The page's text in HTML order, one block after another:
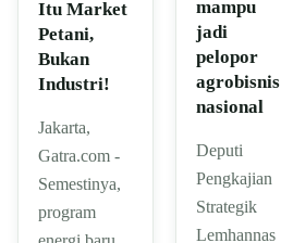
Itu Market
Petani,
Bukan
Industri!
Jakarta,
Gatra.com -
Semestinya,
program
mampu
jadi
pelopor
agrobisnis
nasional
Deputi
Pengkajian
Strategik
Lemhannas